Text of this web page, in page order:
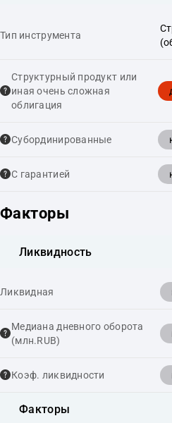
Тип инструмента
Структурный продукт или
иная очень сложная
облигация
Cубординированные
С гарантией
Факторы
Ликвидность
Ликвидная
Медиана дневного оборота
(млн.RUB)
Коэф. ликвидности
Факторы